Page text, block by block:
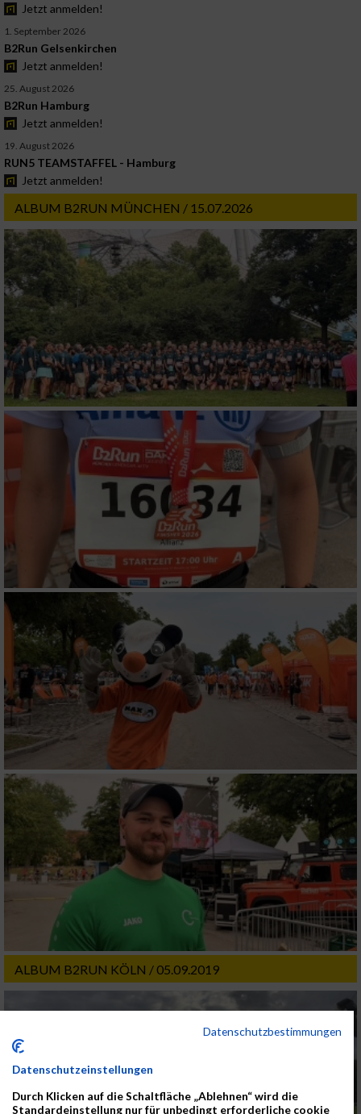
Jetzt anmelden!
1. September 2026
B2Run Gelsenkirchen
Jetzt anmelden!
25. August 2026
B2Run Hamburg
Jetzt anmelden!
19. August 2026
RUN5 TEAMSTAFFEL - Hamburg
Jetzt anmelden!
ALBUM B2RUN MÜNCHEN / 15.07.2026
ALBUM B2RUN KÖLN / 05.09.2019
Datenschutzbestimmungen
Datenschutzeinstellungen
Durch Klicken auf die Schaltfläche „Ablehnen“ wird die
Standardeinstellung nur für unbedingt erforderliche cookie